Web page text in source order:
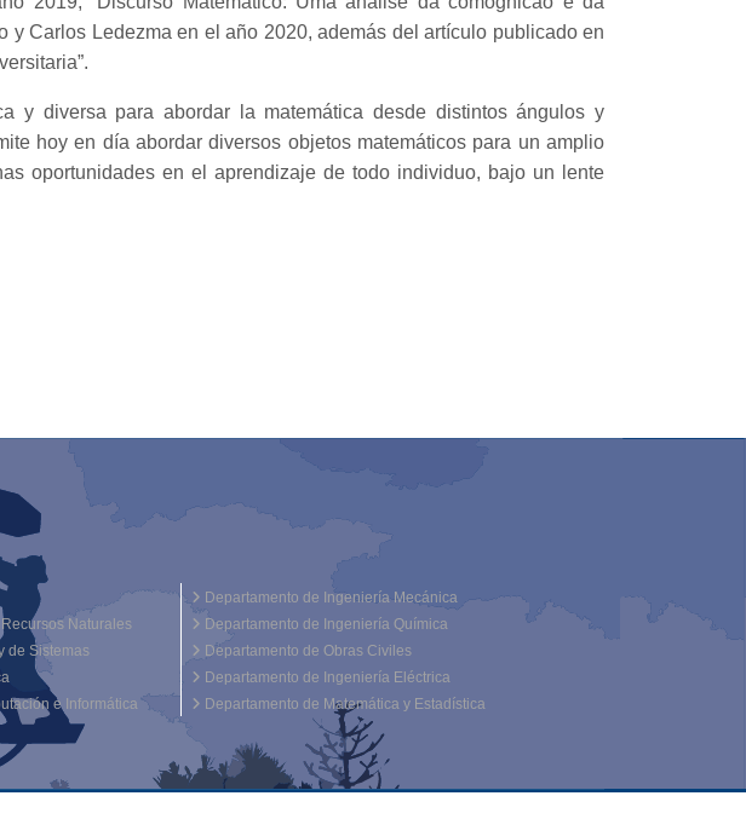
Carlos Ledezma en el año 2020, además del artículo publicado en
y diversa para abordar la matemática desde distintos ángulos y
hoy en día abordar diversos objetos matemáticos para un amplio
oportunidades en el aprendizaje de todo individuo, bajo un lente
Naturales
de Sistemas
e Informática
Departamento de Ingeniería Mecánica
Departamento de Ingeniería Química
Departamento de Obras Civiles
Departamento de Ingeniería Eléctrica
Departamento de Matemática y Estadística